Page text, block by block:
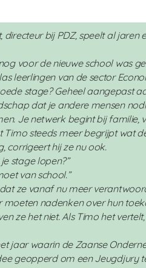
directeur bij PDZ, speelt al
voor de nieuwe school was
leerlingen van de sector
stage? Geheel aangepast
dat je andere mensen
Je netwerk begint bij familie,
Timo steeds meer begrijpt wat
corrigeert hij ze nu ook.
stage lopen?”
van school.”
ze vanaf nu meer
moeten nadenken over hun
ze het niet. Als Timo het
jaar waarin de Zaanse
geopperd om een Jeugdjury